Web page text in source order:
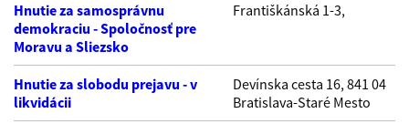
Hnutie za samosprávnu
demokraciu - Spoločnosť pre
Moravu a Sliezsko
Františkánská 1-3,
Hnutie za slobodu prejavu - v
likvidácii
Devínska cesta 16, 841 04
Bratislava-Staré Mesto